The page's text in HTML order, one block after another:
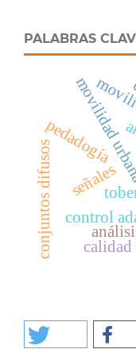
PALABRAS
pedadogía
control
calidad
señales
conjuntos difusos